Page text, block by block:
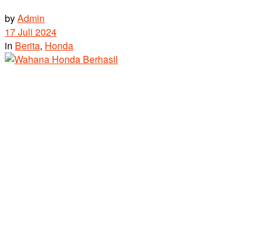
byAdmin
17 Juli 2024
in Berita, Honda